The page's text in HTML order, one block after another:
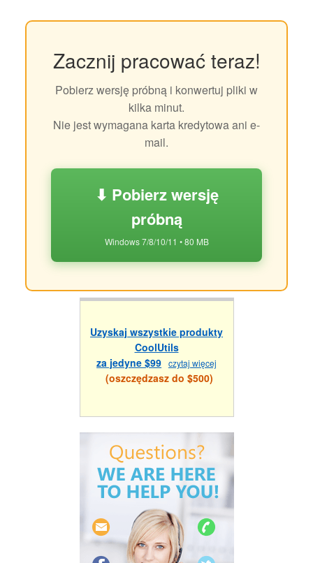
Zacznij pracować teraz!
Pobierz wersję próbną i konwertuj pliki w
kilka minut.
Nie jest wymagana karta kredytowa ani e-
mail.
⬇ Pobierz wersję
próbną
Windows 7/8/10/11 • 80 MB
Uzyskaj wszystkie produkty
CoolUtils
za jedyne $99 czytaj więcej
(oszczędzasz do $500)